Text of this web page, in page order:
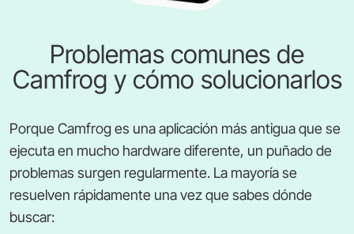
Problemas comunes de
Camfrog y cómo solucionarlos
Porque Camfrog es una aplicación más antigua que se
ejecuta en mucho hardware diferente, un puñado de
problemas surgen regularmente. La mayoría se
resuelven rápidamente una vez que sabes dónde
buscar: